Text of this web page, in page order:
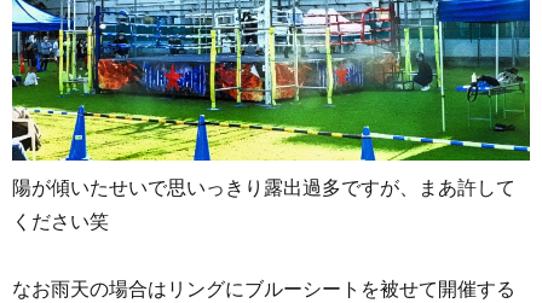
陽が傾いたせいで思いっきり露出過多ですが、まあ許して
ください笑
なお雨天の場合はリングにブルーシートを被せて開催する